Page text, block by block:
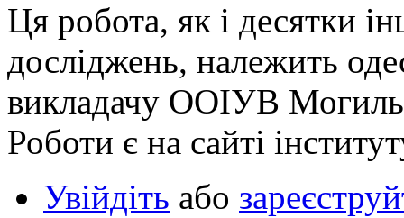
Ця робота, як і десятки
досліджень, належить
викладачу ООІУВ
Роботи є на сайті
Увійдіть або